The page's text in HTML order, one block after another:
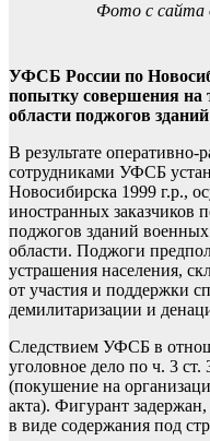
Фото с сайта
УФСБ России по
попытку совершения на
области поджогов
В результате
сотрудниками УФСБ
Новосибирска 1999 г.р.,
иностранных заказчиков
поджогов зданий
области. Поджоги
устрашения населения,
от участия и поддержки
демилитаризации и
Следствием УФСБ в
уголовное дело по ч. 3
(покушение на
акта). Фигурант
в виде содержания под